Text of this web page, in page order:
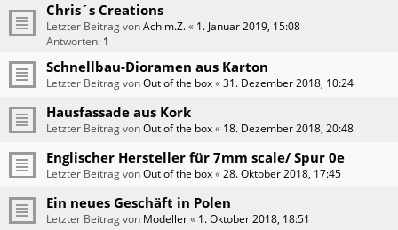
Chris´s Creations
Letzter Beitrag vonAchim.Z.« 1. Januar 2019, 15:08
Antworten: 1
Schnellbau-Dioramen aus Karton
Letzter Beitrag vonOut of the box«31. Dezember 2018, 10:24
Hausfassade aus Kork
Letzter Beitrag vonOut of the box« 18. Dezember 2018, 20:48
Englischer Hersteller für 7mm scale/ Spur 0e
Letzter Beitrag vonOut of the box«28. Oktober 2018, 17:45
Ein neues Geschäft in Polen
Letzter Beitrag von Modeller« 1. Oktober 2018, 18:51